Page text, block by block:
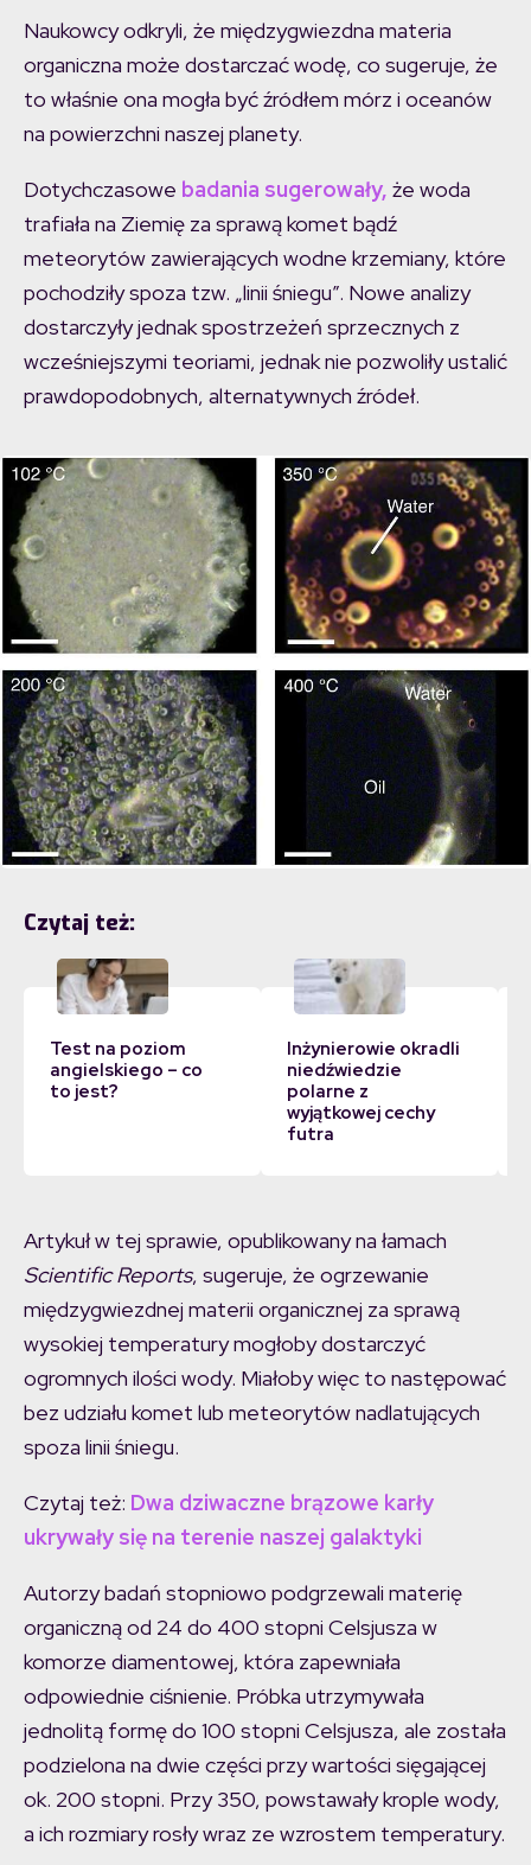
Naukowcy odkryli, że międzygwiezdna materia
organiczna może dostarczać wodę, co sugeruje, że
to właśnie ona mogła być źródłem mórz i oceanów
na powierzchni naszej planety.
Dotychczasowe badania sugerowały, że woda
trafiała na Ziemię za sprawą komet bądź
meteorytów zawierających wodne krzemiany, które
pochodziły spoza tzw. „linii śniegu”. Nowe analizy
dostarczyły jednak spostrzeżeń sprzecznych z
wcześniejszymi teoriami, jednak nie pozwoliły ustalić
prawdopodobnych, alternatywnych źródeł.
Czytaj też:
Test na poziom
angielskiego – co
to jest?
Inżynierowie okradli
niedźwiedzie
polarne z
wyjątkowej cechy
futra
Artykuł w tej sprawie, opublikowany na łamach
Scientific Reports, sugeruje, że ogrzewanie
międzygwiezdnej materii organicznej za sprawą
wysokiej temperatury mogłoby dostarczyć
ogromnych ilości wody. Miałoby więc to następować
bez udziału komet lub meteorytów nadlatujących
spoza linii śniegu.
Czytaj też: Dwa dziwaczne brązowe karły
ukrywały się na terenie naszej galaktyki
Autorzy badań stopniowo podgrzewali materię
organiczną od 24 do 400 stopni Celsjusza w
komorze diamentowej, która zapewniała
odpowiednie ciśnienie. Próbka utrzymywała
jednolitą formę do 100 stopni Celsjusza, ale została
podzielona na dwie części przy wartości sięgającej
ok. 200 stopni. Przy 350, powstawały krople wody,
a ich rozmiary rosły wraz ze wzrostem temperatury.